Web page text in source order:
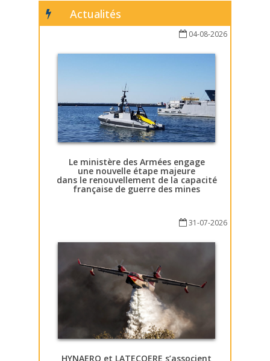
Actualités
04-08-2026
Le ministère des Armées engage
une nouvelle étape majeure
dans le renouvellement de la capacité
française de guerre des mines
31-07-2026
HYNAERO et LATECOERE s’associent